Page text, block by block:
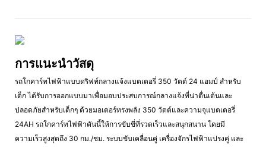
การแนะนำวัสดุ
รถโกคาร์ทไฟฟ้าแบบดริฟท์กลางแจ้งแบตเตอรี่ 350 วัตต์ 24 แอมป์ สำหรับ
เด็ก ได้รับการออกแบบมาเพื่อมอบประสบการณ์กลางแจ้งที่น่าตื่นเต้นและ
ปลอดภัยสำหรับเด็กๆ ด้วยมอเตอร์ทรงพลัง 350 วัตต์และความจุแบตเตอรี่
24AH รถโกคาร์ทไฟฟ้าคันนี้ให้การขับขี่ที่รวดเร็วและสนุกสนาน โดยมี
ความเร็วสูงสุดถึง 30 กม./ชม. ระบบขับเคลื่อนคู่ เครื่องจักรไฟฟ้าแปรงคู่ และ